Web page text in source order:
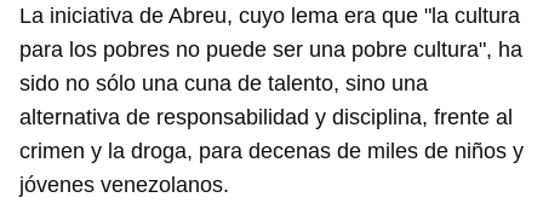
La iniciativa de Abreu, cuyo lema era que "la cultura
para los pobres no puede ser una pobre cultura", ha
sido no sólo una cuna de talento, sino una
alternativa de responsabilidad y disciplina, frente al
crimen y la droga, para decenas de miles de niños y
jóvenes venezolanos.